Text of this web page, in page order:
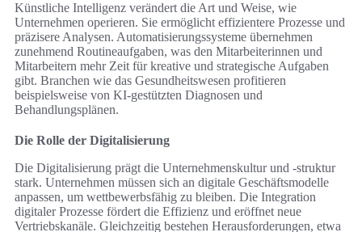
Künstliche Intelligenz verändert die Art und Weise, wie
Unternehmen operieren. Sie ermöglicht effizientere Prozesse und
präzisere Analysen. Automatisierungssysteme übernehmen
zunehmend Routineaufgaben, was den Mitarbeiterinnen und
Mitarbeitern mehr Zeit für kreative und strategische Aufgaben
gibt. Branchen wie das Gesundheitswesen profitieren
beispielsweise von KI-gestützten Diagnosen und
Behandlungsplänen.
Die Rolle der Digitalisierung
Die Digitalisierung prägt die Unternehmenskultur und -struktur
stark. Unternehmen müssen sich an digitale Geschäftsmodelle
anpassen, um wettbewerbsfähig zu bleiben. Die Integration
digitaler Prozesse fördert die Effizienz und eröffnet neue
Vertriebskanäle. Gleichzeitig bestehen Herausforderungen, etwa